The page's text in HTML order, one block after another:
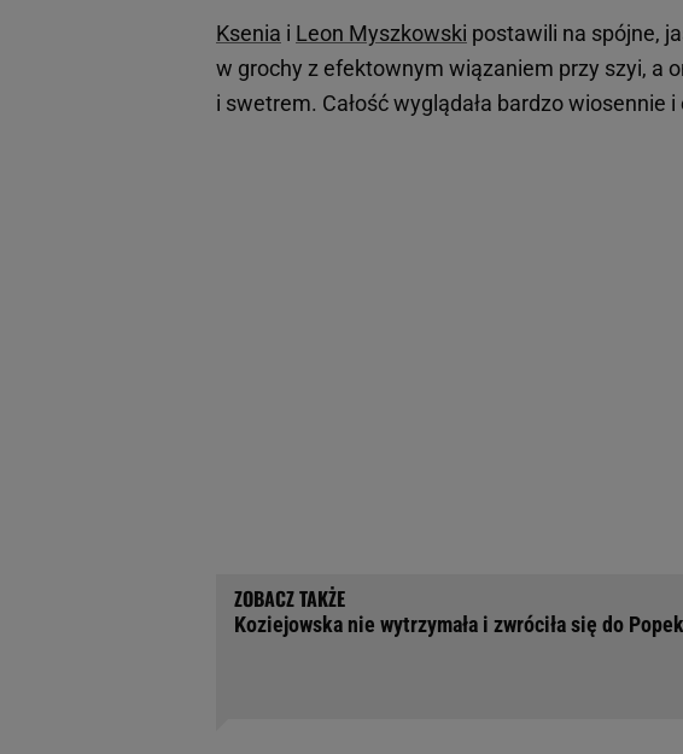
Ksenia i Leon Myszkowski postawili na spójne,
w grochy z efektownym wiązaniem przy szyi, a
i swetrem. Całość wyglądała bardzo wiosennie i
Koziejowska nie wytrzymała i zwróciła się do